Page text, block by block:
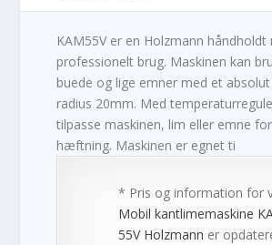
KAM55V er en Holzmann håndholdt
professionelt brug. Maskinen kan
buede og lige emner med et
radius 20mm. Med
tilpasse maskinen, lim eller emne
hæftning. Maskinen er egnet ti
* Pris og information for
Mobil kantlimemaskine
55V Holzmann er